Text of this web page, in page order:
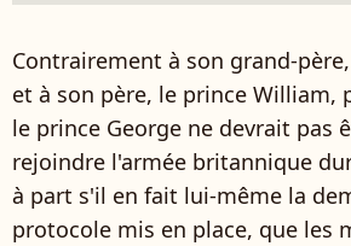
Contrairement à son grand-
et à son père, le prince William,
le prince George ne devrait pas
rejoindre l'armée britannique
à part s'il en fait lui-même la
protocole mis en place, que les